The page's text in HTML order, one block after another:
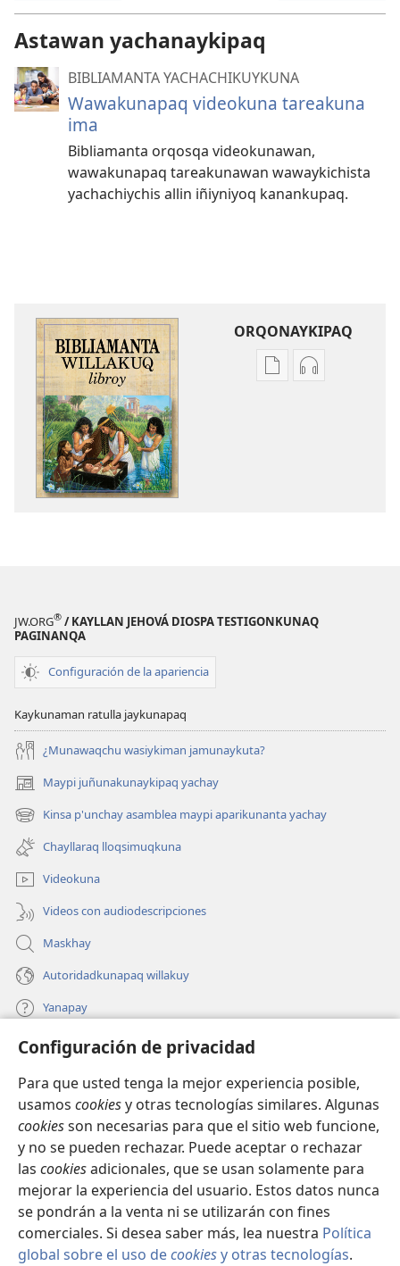
Configuración de privacidad
Para que usted tenga la mejor experiencia posible,
usamos cookiesy otras tecnologías similares. Algunas
cookiesson necesarias para que el sitio web funcione,
y no se pueden rechazar. Puede aceptar o rechazar
las cookiesadicionales, que se usan solamente para
mejorar la experiencia del usuario. Estos datos nunca
se pondrán a la venta ni se utilizarán con fines
comerciales. Si desea saber más, lea nuestra Política
global sobre el uso decookiesy otras tecnologías.
Astawan yachanaykipaq
BIBLIAMANTA YACHACHIKUYKUNA
Wawakunapaq videokuna tareakuna
ima
Bibliamanta orqosqa videokunawan,
wawakunapaq tareakunawan wawaykichista
yachachiychis allin iñiyniyoq kanankupaq.
ORQONAYKIPAQ
KaypiKaypin
JW.ORG® / KAYLLAN JEHOVÁ DIOSPA TESTIGONKUNAQ
PAGINANQA
Configuración de la apariencia
Kaykunaman ratulla jaykunapaq
¿Munawaqchu wasiykiman jamunaykuta?
Maypi juñunakunaykipaq yachay
(abre
una
nueva
ventana)
Kinsa p'unchay asamblea maypi aparikunanta yachay
(abre
una
nueva
ventana)
Chayllaraq lloqsimuqkuna
Videokuna
Videos con audiodescripciones
Maskhay
Autoridadkunapaq willakuy
Yanapay
Donacionta churanapaq
una
nueva
ventana)
INTERNETPI QELQANCHISKUNA Watchtower™
(abre
una
nueva
ventana)
JW Hub
(abre
una
nueva
ventana)
JW Library ®